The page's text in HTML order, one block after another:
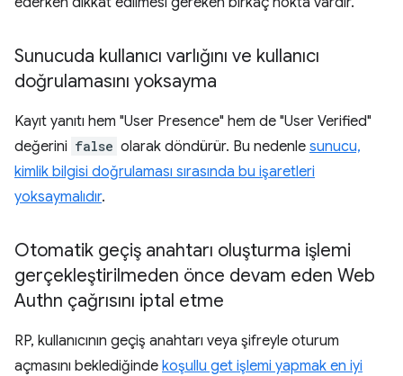
Sunucuda kullanıcı varlığını ve kullanıcı
doğrulamasını yoksayma
Kayıt yanıtı hem "User Presence" hem de "User Verified"
değerini false olarak döndürür. Bu nedenle sunucu,
kimlik bilgisi doğrulaması sırasında bu işaretleri
yoksaymalıdır.
Otomatik geçiş anahtarı oluşturma işlemi
gerçekleştirilmeden önce devam eden Web
Authn çağrısını iptal etme
RP, kullanıcının geçiş anahtarı veya şifreyle oturum
açmasını beklediğinde koşullu get işlemi yapmak en iyi